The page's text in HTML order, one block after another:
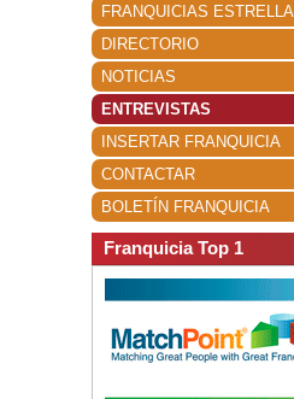
FRANQUICIAS ESTRELLA
DIRECTORIO
NOTICIAS
ENTREVISTAS
INSERTAR FRANQUICIA
CONTACTAR
BOLETÍN FRANQUICIA
Franquicia Top 1